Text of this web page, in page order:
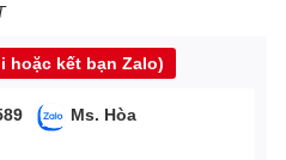
hoặc kết bạn Zalo)
Ms. Hòa